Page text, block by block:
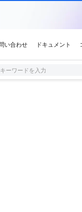
キーワードを入力